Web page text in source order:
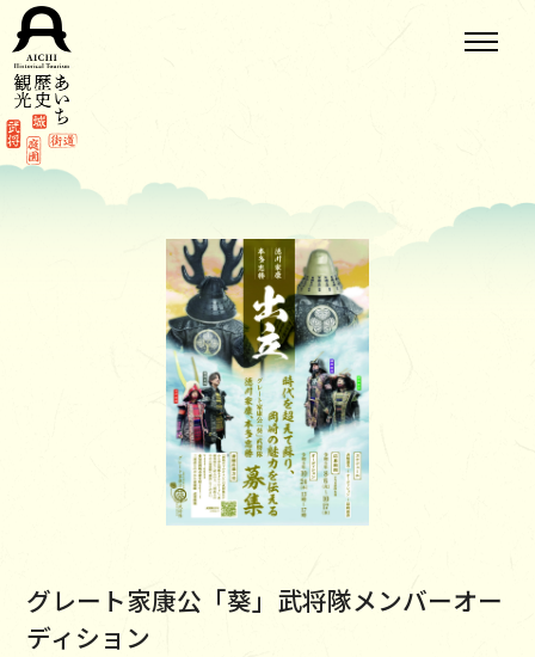
グレート家康公「葵」武将隊メンバーオー
ディション